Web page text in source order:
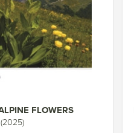
FLOWERS